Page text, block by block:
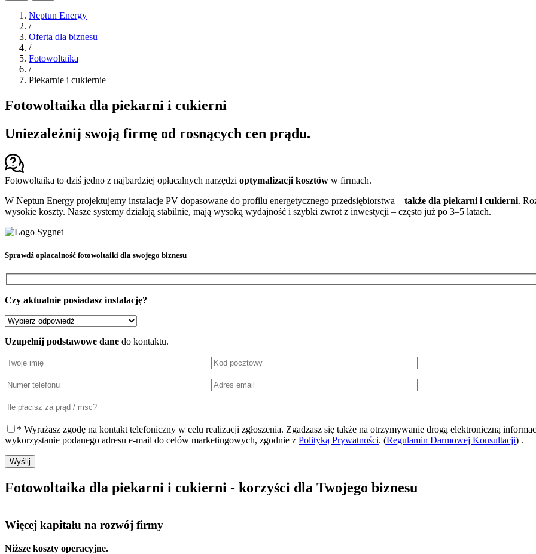
Neptun Energy
/
Oferta dla biznesu
/
Fotowoltaika
/
Piekarnie i cukiernie
Fotowoltaika dla piekarni i cukierni
Uniezależnij swoją firmę od rosnących cen prądu.
Fotowoltaika to dziś jedno z najbardziej opłacalnych narzędzi optymalizacji kosztów w firmach.
W Neptun Energy projektujemy instalacje PV dopasowane do profilu energetycznego przedsiębiorstwa – także dla piekarni i cukierni.
wysokie koszty. Nasze systemy działają stabilnie, mają wysoką wydajność i szybki zwrot z inwestycji – często już po 3–5 latach.
Sprawdź opłacalność fotowoltaiki dla swojego biznesu
Czy aktualnie posiadasz instalację?
Uzupełnij podstawowe dane do kontaktu.
* Wyrażasz zgodę na kontakt telefoniczny w celu realizacji zgłoszenia. Zgadzasz się także na otrzymywanie drogą elektroniczną
wykorzystanie podanego adresu e-mail do celów marketingowych, zgodnie z Polityką Prywatności. (Regulamin Darmowej Konsultacji) .
Wyślij
Fotowoltaika dla piekarni i cukierni - korzyści dla Twojego biznesu
Więcej kapitału na rozwój firmy
Niższe koszty operacyjne.